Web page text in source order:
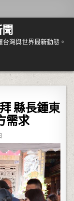
灣與世界最新動態。
縣長鍾東
需求